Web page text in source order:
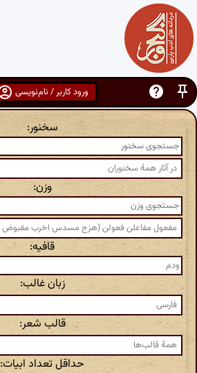
ورود کاربر / نام‌نویسی
سخنور:
وزن:
قافیه:
زبان غالب:
قالب شعر:
حداقل تعداد ابیات: